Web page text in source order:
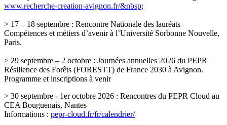
www.recherche-creation-avignon.fr/&nbsp;
> 17 – 18 septembre : Rencontre Nationale des lauréats
Compétences et métiers d’avenir à l’Université Sorbonne Nouvelle,
Paris.
> 29 septembre – 2 octobre : Journées annuelles 2026 du PEPR
Résilience des Forêts (FORESTT) de France 2030 à Avignon.
Programme et inscriptions à venir
> 30 septembre - 1er octobre 2026 : Rencontres du PEPR Cloud au
CEA Bouguenais, Nantes
Informations : pepr-cloud.fr/fr/calendrier/